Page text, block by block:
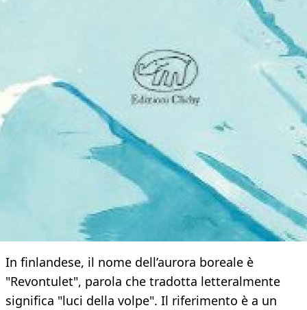
In finlandese, il nome dell’aurora boreale è
"Revontulet", parola che tradotta letteralmente
significa "luci della volpe". Il riferimento è a un